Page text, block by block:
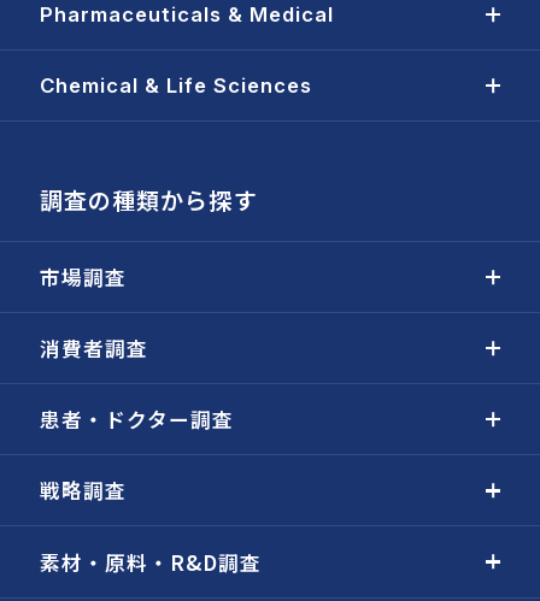
Pharmaceuticals & Medical
Chemical & Life Sciences
調査の種類から探す
市場調査
消費者調査
患者・ドクター調査
戦略調査
素材・原料・R&D調査